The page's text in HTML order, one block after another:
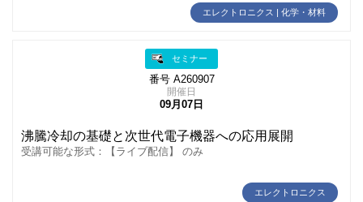
エレクトロニクス | 化学・材料
セミナー
番号 A260907
開催日
09月07日
沸騰冷却の基礎と次世代電子機器への応用展開
受講可能な形式：【ライブ配信】 のみ
エレクトロニクス